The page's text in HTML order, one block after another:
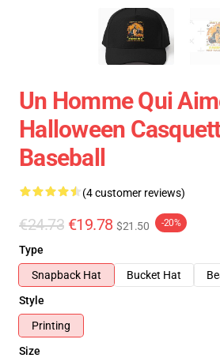
Un Homme Qui
Halloween
Baseball
(4 customer reviews)
€24.73 €19.78 $21.50 -20%
Type
Snapback Hat
Bucket Hat
Style
Printing
Size